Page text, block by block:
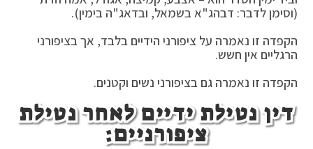
(וסימן לדבר: דבהג"א בשמאל, ובדאג"ה בימין).
הקפדה זו נאמרה על ציפורני הידיים בלבד, אך בציפורני
הרגליים אין חשש.
הקפדה זו נאמרה גם בציפורני נשים וקטנים.
דין נטילת ידיים לאחר נטילת
ציפורניים: